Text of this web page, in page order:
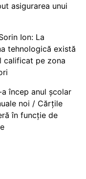
asigurarea unui
Ion: La
tehnologică există
calificat pe zona
încep anul școlar
noi / Cărțile
în funcție de